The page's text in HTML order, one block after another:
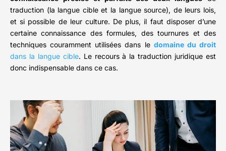
traduction (la langue cible et la langue source), de leurs lois,
et si possible de leur culture. De plus, il faut disposer d’une
certaine connaissance des formules, des tournures et des
techniques couramment utilisées dans le domaine du droit
dans la langue cible. Le recours à la traduction juridique est
donc indispensable dans ce cas.